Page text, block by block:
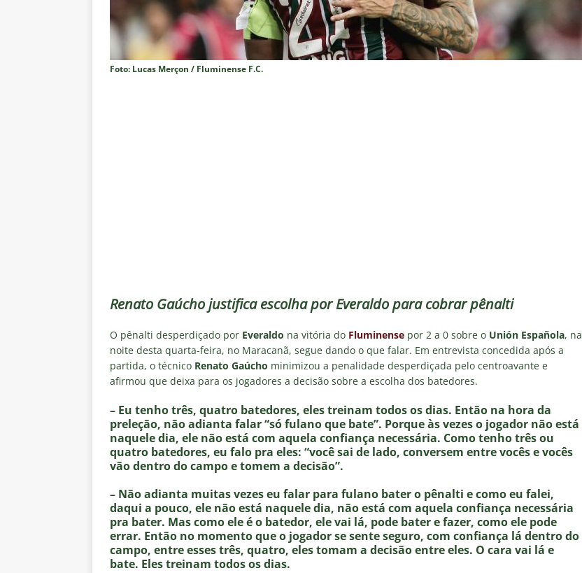
pela Copa do Brasil 2026
NOTÍCIAS
[ 5 de agosto de 2026 ] Fluminense X Vasco — Oitavas Copa do Brasil 2026: Palpites, Odds e
Estatísticas
DICAS DE APOSTAS
[ 5 de agosto de 2026 ]
Cruzeiro X Chapecoense — Oitavas Copa do Brasil 2026: Palpites, Odds e
Estatísticas
DICAS DE APOSTAS
[ 5 de agosto de 2026 ] ALERTA GERAL! Maracanã vai lotar na Copa do Brasil: CET-Rio monta
megaoperação e antecipa bloqueios para Fluminense x Vasco
NOTÍCIAS
[ 5 de agosto de 2026 ] Dia de Caldeirão e Decisão! Fluminense encara o Vasco no Maracanã por
vaga nas quartas de final da Copa do Brasil: veja a análise completa
NOTÍCIAS
[ 5 de agosto de 2026 ] Cria de Xerém, Luiz Henrique fica perto de reforçar outro rival do
[ 5 de agosto de 2026 ] CBF confirma paralisação do futebol brasileiro durante a Copa do Mundo
Feminina de 2027
NOTÍCIAS
Foto: Lucas Merçon / Fluminense F.C.
Renato Gaúcho justifica escolha por Everaldo para cobrar pênalti
O pênalti desperdiçado por Everaldo na vitória do Fluminense por 2 a 0 sobre o Unión Española, na
noite desta quarta-feira, no Maracanã, segue dando o que falar. Em entrevista concedida após a
partida, o técnico Renato Gaúcho minimizou a penalidade desperdiçada pelo centroavante e
afirmou que deixa para os jogadores a decisão sobre a escolha dos batedores.
– Eu tenho três, quatro batedores, eles treinam todos os dias. Então na hora da
preleção, não adianta falar “só fulano que bate”. Porque às vezes o jogador não está
naquele dia, ele não está com aquela confiança necessária. Como tenho três ou
quatro batedores, eu falo pra eles: “você sai de lado, conversem entre vocês e vocês
vão dentro do campo e tomem a decisão”.
– Não adianta muitas vezes eu falar para fulano bater o pênalti e como eu falei,
daqui a pouco, ele não está naquele dia, não está com aquela confiança necessária
pra bater. Mas como ele é o batedor, ele vai lá, pode bater e fazer, como ele pode
errar. Então no momento que o jogador se sente seguro, com confiança lá dentro do
campo, entre esses três, quatro, eles tomam a decisão entre eles. O cara vai lá e
bate. Eles treinam todos os dias.